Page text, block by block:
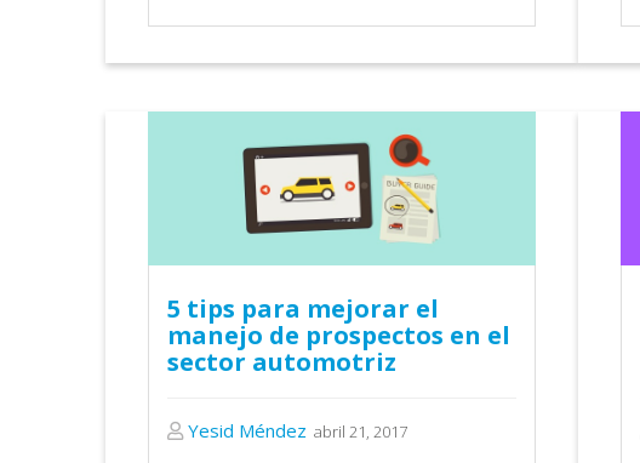
5 tips para mejorar el
manejo de prospectos en el
sector automotriz
Yesid Méndez abril 21, 2017